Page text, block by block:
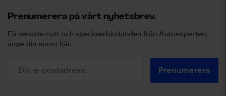
Prenumerera på vårt nyhetsbrev.
Få senaste nytt och specialerbjudanden från Autoexperten,
ange din epost här.
Prenumerera